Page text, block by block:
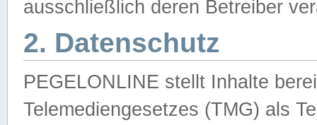
ausschließlich deren Betreiber
2. Datenschutz
PEGELONLINE stellt Inhalte
Telemediengesetzes (TMG) als